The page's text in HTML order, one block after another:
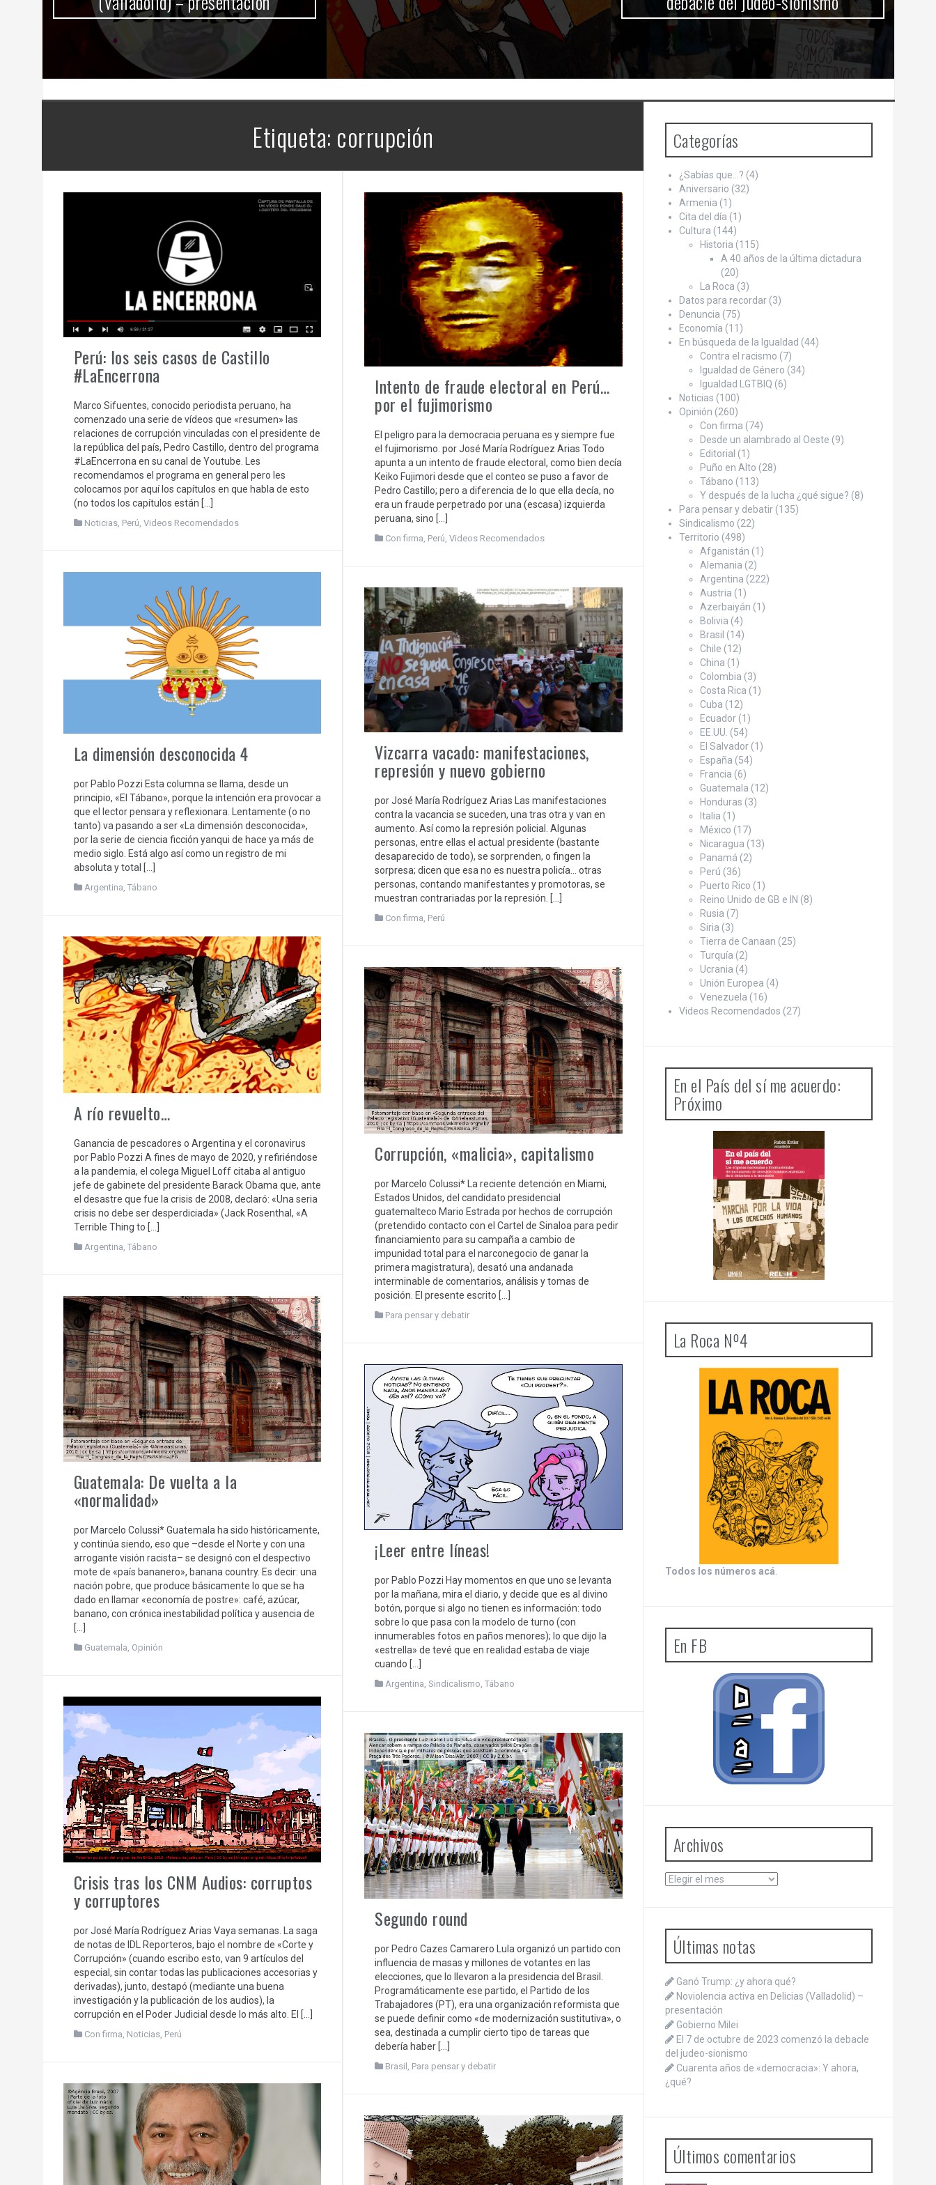
Etiqueta: corrupción
Perú: los seis casos de Castillo
#LaEncerrona
Marco Sifuentes, conocido periodista peruano, ha
comenzado una serie de vídeos que «resumen» las
relaciones de corrupción vinculadas con el presidente de
la república del país, Pedro Castillo, dentro del programa
#LaEncerrona en su canal de Youtube. Les
recomendamos el programa en general pero les
colocamos por aquí los capítulos en que habla de esto
(no todos los capítulos están […]
Noticias, Perú, Videos Recomendados
Intento de fraude electoral en Perú…
por el fujimorismo
El peligro para la democracia peruana es y siempre fue
el fujimorismo. por José María Rodríguez Arias Todo
apunta a un intento de fraude electoral, como bien decía
Keiko Fujimori desde que el conteo se puso a favor de
Pedro Castillo; pero a diferencia de lo que ella decía, no
era un fraude perpetrado por una (escasa) izquierda
peruana, sino […]
Con firma, Perú, Videos Recomendados
La dimensión desconocida 4
por Pablo Pozzi Esta columna se llama, desde un
principio, «El Tábano», porque la intención era provocar a
que el lector pensara y reflexionara. Lentamente (o no
tanto) va pasando a ser «La dimensión desconocida»,
por la serie de ciencia ficción yanqui de hace ya más de
medio siglo. Está algo así como un registro de mi
absoluta y total […]
Argentina, Tábano
Vizcarra vacado: manifestaciones,
represión y nuevo gobierno
por José María Rodríguez Arias Las manifestaciones
contra la vacancia se suceden, una tras otra y van en
aumento. Así como la represión policial. Algunas
personas, entre ellas el actual presidente (bastante
desaparecido de todo), se sorprenden, o fingen la
sorpresa; dicen que esa no es nuestra policía… otras
personas, contando manifestantes y promotoras, se
muestran contrariadas por la represión. […]
Con firma, Perú
A río revuelto…
Ganancia de pescadores o Argentina y el coronavirus
por Pablo Pozzi A fines de mayo de 2020, y refiriéndose
a la pandemia, el colega Miguel Loff citaba al antiguo
jefe de gabinete del presidente Barack Obama que, ante
el desastre que fue la crisis de 2008, declaró: «Una seria
crisis no debe ser desperdiciada» (Jack Rosenthal, «A
Terrible Thing to […]
Argentina Tábano
Corrupción, «malicia», capitalismo
por Marcelo Colussi* La reciente detención en Miami,
Estados Unidos, del candidato presidencial
guatemalteco Mario Estrada por hechos de corrupción
(pretendido contacto con el Cartel de Sinaloa para pedir
financiamiento para su campaña a cambio de
impunidad total para el narconegocio de ganar la
primera magistratura), desató una andanada
interminable de comentarios, análisis y tomas de
posición. El presente escrito […]
Para pensar y debatir
Guatemala: De vuelta a la
«normalidad»
por Marcelo Colussi* Guatemala ha sido históricamente,
y continúa siendo, eso que –desde el Norte y con una
arrogante visión racista– se designó con el despectivo
mote de «país bananero», banana country. Es decir: una
nación pobre, que produce básicamente lo que se ha
dado en llamar «economía de postre»: café, azúcar,
banano, con crónica inestabilidad política y ausencia de
[…]
Guatemala Opinión
¡Leer entre líneas!
por Pablo Pozzi Hay momentos en que uno se levanta
por la mañana, mira el diario, y decide que es al divino
botón, porque si algo no tienen es información: todo
sobre lo que pasa con la modelo de turno (con
innumerables fotos en paños menores); lo que dijo la
«estrella» de tevé que en realidad estaba de viaje
cuando […]
Argentina Sindicalismo Tábano
Crisis tras los CNM Audios: corruptos
y corruptores
por José María Rodríguez Arias Vaya semanas. La saga
de notas de IDL Reporteros, bajo el nombre de «Corte y
Corrupción» (cuando escribo esto, van 9 artículos del
especial, sin contar todas las publicaciones accesorias y
derivadas), junto, destapó (mediante una buena
investigación y la publicación de los audios), la
corrupción en el Poder Judicial desde lo más alto. El […]
Con firma Noticias, Perú
Segundo round
por Pedro Cazes Camarero Lula organizó un partido con
influencia de masas y millones de votantes en las
elecciones, que lo llevaron a la presidencia del Brasil.
Programáticamente ese partido, el Partido de los
Trabajadores (PT), era una organización reformista que
se puede definir como «de modernización sustitutiva», o
sea, destinada a cumplir cierto tipo de tareas que
debería haber […]
Brasil Para pensar y debatir
Categorías
¿Sabías que…? (4)
Aniversario (32)
Armenia (1)
Cita del día (1)
Cultura (144)
Historia (115)
A 40 años de la última dictadura
(20)
La Roca (3)
Datos para recordar(3)
Denuncia (75)
Economía (11)
En búsqueda de la Igualdad (44)
Contra el racismo (7)
Igualdad de Género (34)
Igualdad LGTBIQ (6)
Noticias (100)
Opinión (260)
Con firma (74)
Desde un alambrado al Oeste (9)
Editorial (1)
Puño en Alto (28)
Tábano (113)
Y después de la lucha ¿qué sigue? (8)
Para pensar y debatir(135)
Sindicalismo (22)
Territorio (498)
Afganistán (1)
Alemania (2)
Argentina (222)
Austria (1)
Azerbaiyán (1)
Bolivia (4)
Brasil (14)
Chile (12)
China (1)
Colombia (3)
Costa Rica (1)
Cuba (12)
Ecuador(1)
EE.UU. (54)
El Salvador(1)
España (54)
Francia (6)
Guatemala (12)
Honduras (3)
Italia (1)
México (17)
Nicaragua (13)
Panamá (2)
Perú (36)
Puerto Rico (1)
Reino Unido de GB e IN (8)
Rusia (7)
Siria (3)
Tierra de Canaan (25)
Turquía (2)
Ucrania (4)
Unión Europea (4)
Venezuela (16)
Videos Recomendados (27)
En el País del sí me acuerdo:
Próximo
La Roca Nº4
Todos los números acá.
En FB
Archivos
Archivos
Últimas notas
Ganó Trump: ¿y ahora qué?
Noviolencia activa en Delicias (Valladolid) –
presentación
Gobierno Milei
El 7 de octubre de 2023 comenzó la debacle
del judeo-sionismo
Cuarenta años de «democracia»: Y ahora,
¿qué?
Últimos comentarios